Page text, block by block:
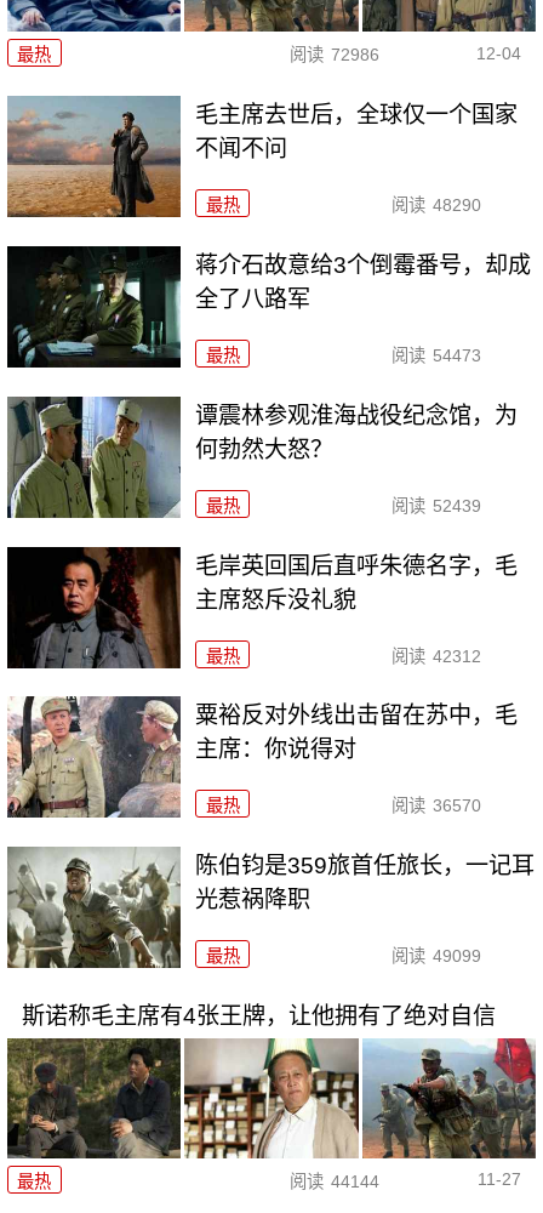
最热 阅读 72986 12-04
毛主席去世后，全球仅一个国家
不闻不问
最热 阅读 48290
蒋介石故意给3个倒霉番号，却成
全了八路军
最热 阅读 54473
谭震林参观淮海战役纪念馆，为
何勃然大怒？
最热 阅读 52439
毛岸英回国后直呼朱德名字，毛
主席怒斥没礼貌
最热 阅读 42312
粟裕反对外线出击留在苏中，毛
主席：你说得对
最热 阅读 36570
陈伯钧是359旅首任旅长，一记耳
光惹祸降职
最热 阅读 49099
斯诺称毛主席有4张王牌，让他拥有了绝对自信
最热 阅读 44144 11-27